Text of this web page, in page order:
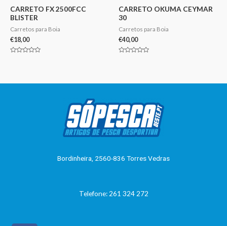
CARRETO FX 2500FCC
BLISTER
Carretos para Boia
€18,00
CARRETO OKUMA CEYMAR
30
Carretos para Boia
€40,00
Bordinheira, 2560-836 Torres Vedras
Telefone: 261 324 272